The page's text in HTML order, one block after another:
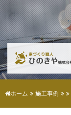
ホーム 施工事例